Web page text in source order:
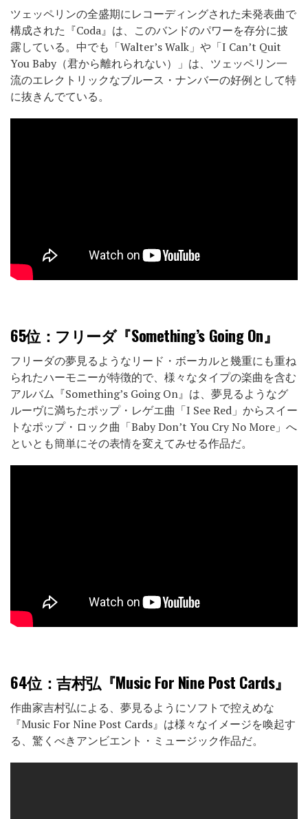
ツェッペリンの全盛期にレコーディングされた未発表曲で
構成された『Coda』は、このバンドのパワーを存分に披
露している。中でも「Walter’s Walk」や「I Can’t Quit
You Baby（君から離れられない）」は、ツェッペリン一
流のエレクトリックなブルース・ナンバーの好例として特
に抜きんでている。
65位 ：フリーダ『Something’s Going On』
フリーダの夢見るようなリード・ボーカルと幾重にも重ね
られたハーモニーが特徴的で、様々なタイプの楽曲を含む
アルバム『Something’s Going On』は、夢見るようなグ
ルーヴに満ちたポップ・レゲエ曲「I See Red」からスイー
トなポップ・ロック曲「Baby Don’t You Cry No More」へ
といとも簡単にその表情を変えてみせる作品だ。
64位 ：吉村弘『Music For Nine Post Cards』
作曲家吉村弘による、夢見るようにソフトで控えめな
『Music For Nine Post Cards』は様々なイメージを喚起す
る、驚くべきアンビエント・ミュージック作品だ。